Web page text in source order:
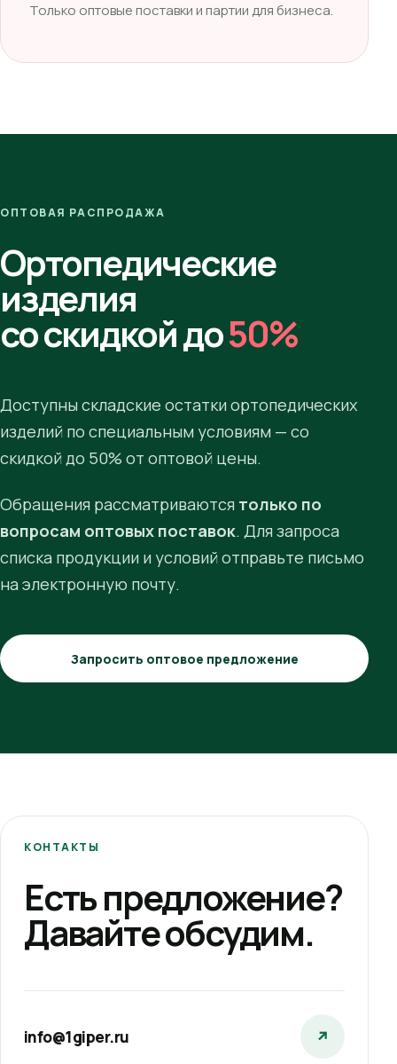
Только оптовые поставки и партии для бизнеса.
ОПТОВАЯ РАСПРОДАЖА
Ортопедические
изделия
со скидкой до50%
Доступны складские остатки ортопедических
изделий по специальным условиям — со
скидкой до 50% от оптовой цены.
Обращения рассматриваются только по
вопросам оптовых поставок. Для запроса
списка продукции и условий отправьте письмо
на электронную почту.
Запросить оптовое предложение
КОНТАКТЫ
Есть предложение?
Давайте обсудим.
info@1giper.ru ↗